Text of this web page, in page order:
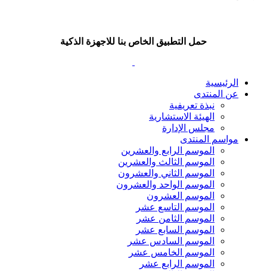
حمل التطبيق الخاص بنا للاجهزة الذكية
الرئيسية
عن المنتدى
نبذة تعريفية
الهيئة الاستشارية
مجلس الإدارة
مواسم المنتدى
الموسم الرابع والعشرين
الموسم الثالث والعشرين
الموسم الثاني والعشرون
الموسم الواحد والعشرون
الموسم العشرون
الموسم التاسع عشر
الموسم الثامن عشر
الموسم السابع عشر
الموسم السادس عشر
الموسم الخامس عشر
الموسم الرابع عشر